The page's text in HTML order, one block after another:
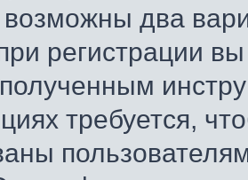
два
регистрации
требуется,